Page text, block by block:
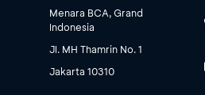
Menara BCA, Grand
Indonesia
Jl. MH Thamrin No. 1
Jakarta 10310